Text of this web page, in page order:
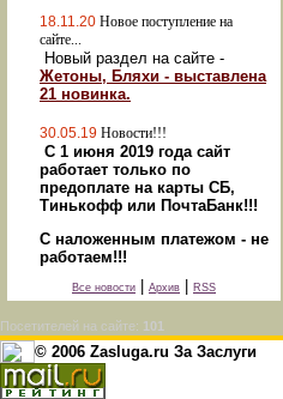
18.11.20 Новое поступление на
сайте...
Новый раздел на сайте -
Жетоны, Бляхи - выставлена
21 новинка.
30.05.19 Новости!!!
С 1 июня 2019 года сайт
работает только по
предоплате на карты СБ,
Тинькофф или ПочтаБанк!!!
С наложенным платежом - не
работаем!!!
Все новости Архив RSS
Посетителей на сайте: 101
© 2006 Zasluga.ru За Заслуги